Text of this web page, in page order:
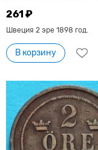
261 ₽
Швеция 2 эре 1898 год.
В корзину